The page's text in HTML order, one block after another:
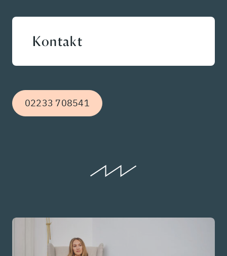
Kontakt
02233 708541